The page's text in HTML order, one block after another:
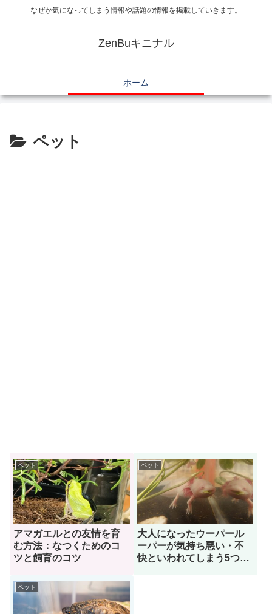
なぜか気になってしまう情報や話題の情報を掲載していきます。
ZenBuキニナル
ホーム
ペット
ペット
アマガエルとの友情を育
む方法：なつくためのコ
ツと飼育のコツ
ペット
大人になったウーパール
ーパーが気持ち悪い・不
快といわれてしまう5つの
ペット